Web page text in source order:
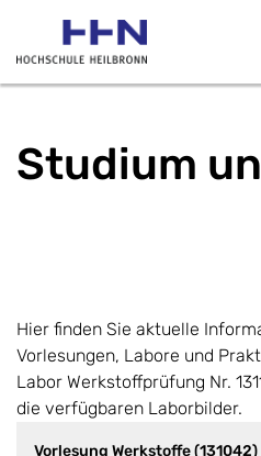
Studium
Hier finden Sie aktuelle
Vorlesungen, Labore und
Labor Werkstoffprüfung Nr.
die verfügbaren Laborbilder.
Vorlesung Werkstoffe (131042)